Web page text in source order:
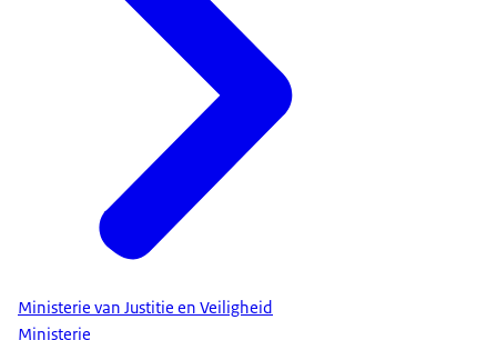
Ministerie van Justitie en Veiligheid
Ministerie